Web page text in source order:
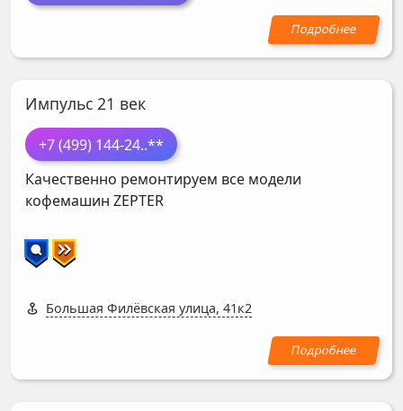
Импульс 21 век
+7 (499) 144-24..**
Качественно ремонтируем все модели
кофемашин ZEPTER
Большая Филёвская улица, 41к2